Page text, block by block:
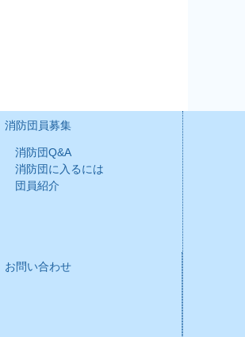
消防団員募集
消防団Q&A
消防団に入るには
団員紹介
お問い合わせ